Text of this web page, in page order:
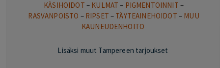
KÄSIHOIDOT – KULMAT – PIGMENTOINNIT –
RASVANPOISTO – RIPSET – TÄYTEAINEHOIDOT – MUU
KAUNEUDENHOITO
Lisäksi muut Tampereen tarjoukset